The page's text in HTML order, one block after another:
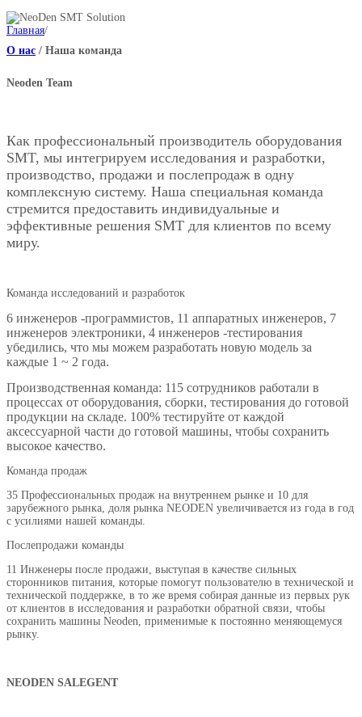
Главная/
О нас / Наша команда
Neoden Team
Как профессиональный производитель оборудования
SMT, мы интегрируем исследования и разработки,
производство, продажи и послепродаж в одну
комплексную систему. Наша специальная команда
стремится предоставить индивидуальные и
эффективные решения SMT для клиентов по всему
миру.
Команда исследований и разработок
6 инженеров -программистов, 11 аппаратных инженеров, 7
инженеров электроники, 4 инженеров -тестирования
убедились, что мы можем разработать новую модель за
каждые 1 ~ 2 года.
Производственная команда: 115 сотрудников работали в
процессах от оборудования, сборки, тестирования до готовой
продукции на складе. 100% тестируйте от каждой
аксессуарной части до готовой машины, чтобы сохранить
высокое качество.
Команда продаж
35 Профессиональных продаж на внутреннем рынке и 10 для
зарубежного рынка, доля рынка NEODEN увеличивается из года в год
с усилиями нашей команды.
Послепродажи команды
11 Инженеры после продажи, выступая в качестве сильных
сторонников питания, которые помогут пользователю в технической и
технической поддержке, в то же время собирая данные из первых рук
от клиентов в исследования и разработки обратной связи, чтобы
сохранить машины Neoden, применимые к постоянно меняющемуся
рынку.
NEODEN SALEGENT